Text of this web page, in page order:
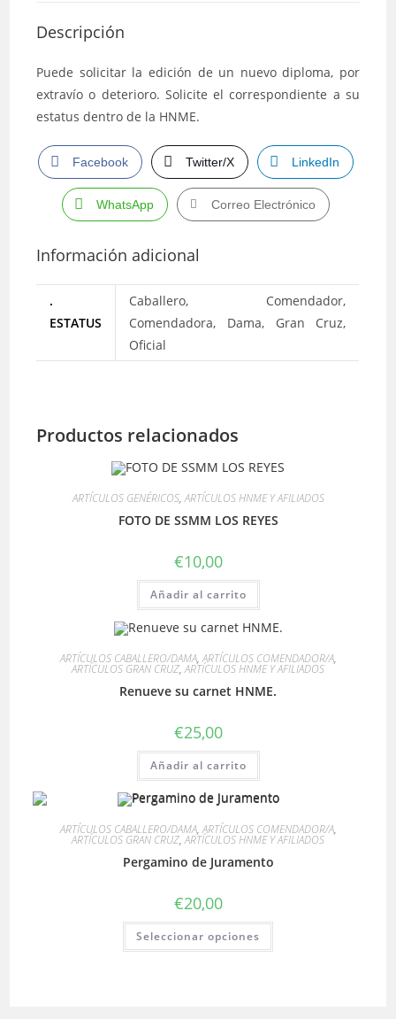
Descripción
Puede solicitar la edición de un nuevo diploma, por
extravío o deterioro. Solicite el correspondiente a su
estatus dentro de la HNME.
Facebook Twitter/X LinkedIn
WhatsApp Correo Electrónico
Información adicional
.
ESTATUS
Caballero, Comendador,
Comendadora, Dama, Gran Cruz,
Oficial
Productos relacionados
ARTÍCULOS GENÉRICOS,ARTÍCULOS HNME Y AFILIADOS
FOTO DE SSMM LOS REYES
€10,00
Añadir al carrito
ARTÍCULOS CABALLERO/DAMA,ARTÍCULOS COMENDADOR/A,
ARTÍCULOS GRAN CRUZ,ARTÍCULOS HNME Y AFILIADOS
Renueve su carnet HNME.
€25,00
Añadir al carrito
ARTÍCULOS CABALLERO/DAMA,ARTÍCULOS COMENDADOR/A,
ARTÍCULOS GRAN CRUZ,ARTÍCULOS HNME Y AFILIADOS
Pergamino de Juramento
€20,00
Seleccionar opciones
Este
tiene